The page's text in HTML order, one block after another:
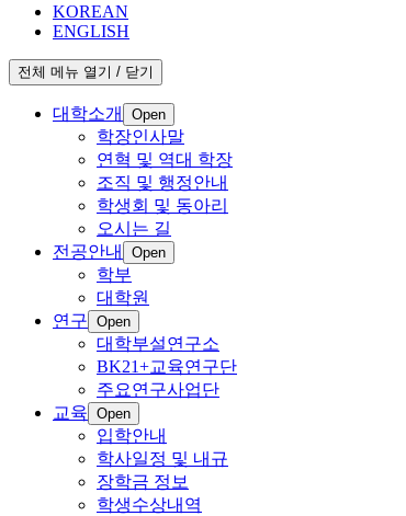
KOREAN
ENGLISH
전체 메뉴 열기 / 닫기
대학소개 Open
학장인사말
연혁 및 역대 학장
조직 및 행정안내
학생회 및 동아리
오시는 길
전공안내
Open
학부
대학원
연구 Open
대학부설연구소
BK21+교육연구단
주요연구사업단
교육 Open
입학안내
학사일정 및 내규
장학금 정보
학생수상내역